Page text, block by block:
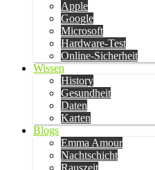
Apple
Google
Microsoft
Hardware-Test
Online-Sicherheit
Wissen
History
Gesundheit
Daten
Karten
Blogs
Emma Amour
Nachtschicht
Rauszeit